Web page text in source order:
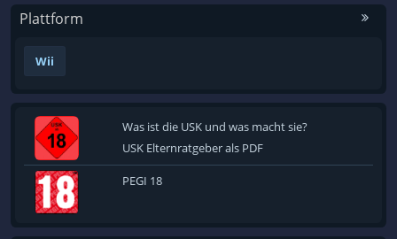
Plattform
Wii
Was ist die USK und was macht sie?
USK Elternratgeber als PDF
PEGI 18